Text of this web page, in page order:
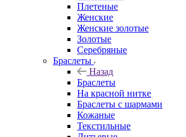
Плетеные
Женские
Женские золотые
Золотые
Серебряные
Браслеты
Назад
Браслеты
На красной нитке
Браслеты с шармами
Кожаные
Текстильные